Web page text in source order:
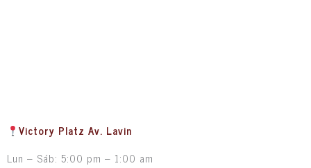
Victory Platz Av. Lavin
Lun – Sáb: 5:00 pm – 1:00 am